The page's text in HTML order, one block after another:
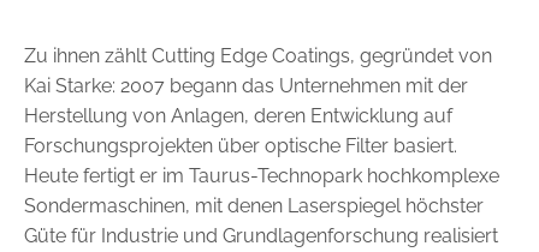
Zu ihnen zählt Cutting Edge Coatings, gegründet von
Kai Starke: 2007 begann das Unternehmen mit der
Herstellung von Anlagen, deren ­Entwicklung auf
Forschungsprojekten über optische Filter basiert.
Heute fertigt er im Taurus-Technopark hochkomplexe
Sondermaschinen, mit denen Laserspiegel höchster
Güte für Industrie und Grund­lagenforschung realisiert